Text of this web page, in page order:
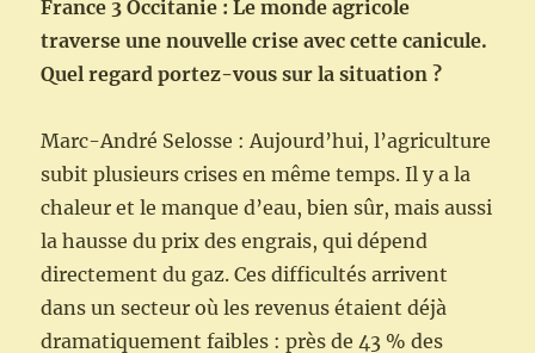
France 3 Occitanie : Le monde agricole
traverse une nouvelle crise avec cette canicule.
Quel regard portez-vous sur la situation ?
Marc-André Selosse : Aujourd’hui, l’agriculture
subit plusieurs crises en même temps. Il y a la
chaleur et le manque d’eau, bien sûr, mais aussi
la hausse du prix des engrais, qui dépend
directement du gaz. Ces difficultés arrivent
dans un secteur où les revenus étaient déjà
dramatiquement faibles : près de 43 % des